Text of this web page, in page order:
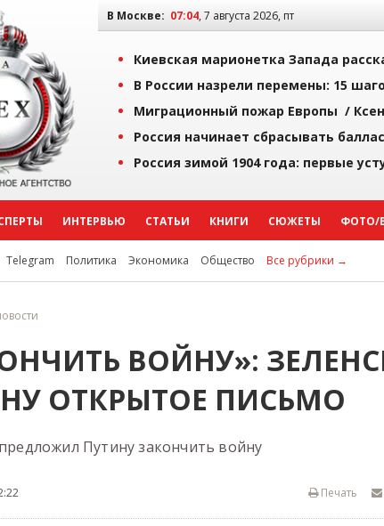
В Москве: 07:04, 7 августа 2026, пт
Киевская марионетка Запада
В России назрели перемены: 15
Миграционный пожар Европы /
Россия начинает сбрасывать
Россия зимой 1904 года: первые
ИНТЕРВЬЮ СТАТЬИ КНИГИ СЮЖЕТЫ ФОТО/
Telegram Политика Экономика Общество Все рубрики →
ВОЙНУ»:
ОТКРЫТОЕ ПИСЬМО
Путину закончить войну
Печать